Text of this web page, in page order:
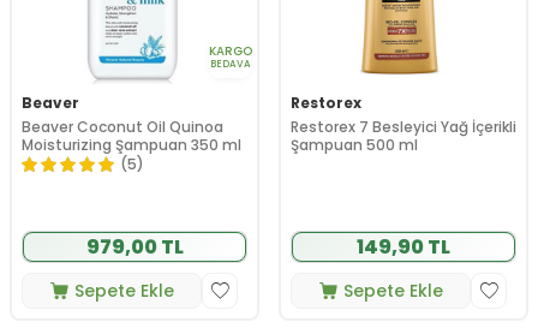
KARGO
BEDAVA
Beaver
Beaver Coconut Oil Quinoa
Moisturizing Şampuan 350 ml
(5)
979,00 TL
Sepete Ekle
Restorex
Restorex 7 Besleyici Yağ İçerikli
Şampuan 500 ml
149,90 TL
Sepete Ekle